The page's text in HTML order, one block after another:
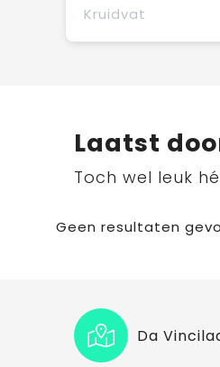
Kruidvat
Laatst
Toch wel leuk
Geen resultaten
Da